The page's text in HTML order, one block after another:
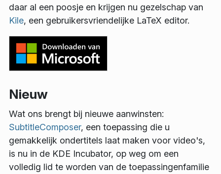
daar al een poosje en krijgen nu gezelschap van
Kile, een gebruikersvriendelijke LaTeX editor.
Nieuw
Wat ons brengt bij nieuwe aanwinsten:
SubtitleComposer, een toepassing die u
gemakkelijk ondertitels laat maken voor video's,
is nu in de KDE Incubator, op weg om een
volledig lid te worden van de toepassingenfamilie